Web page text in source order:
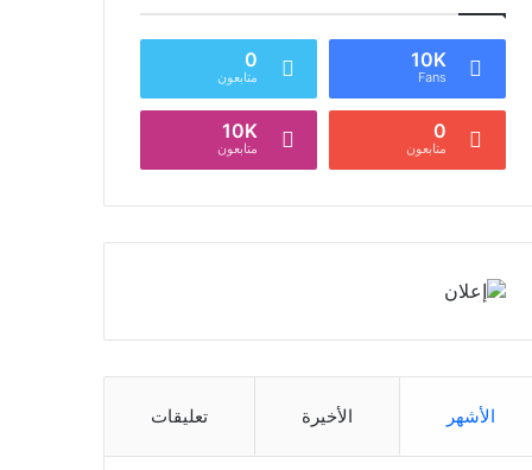
10K
Fans
0
متابعون
0
متابعون
10K
متابعون
الأشهر الأخيرة تعليقات